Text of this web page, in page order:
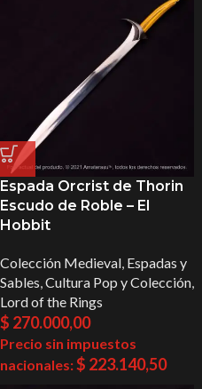
Espada Orcrist de Thorin
Escudo de Roble – El
Hobbit
Colección Medieval, Espadas y
Sables,Cultura Pop y Colección,
Lord of the Rings
$ 270.000,00
Precio sin impuestos
nacionales:$ 223.140,50